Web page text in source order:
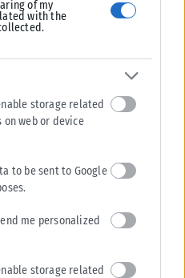
of my
with the
storage related
web or device
to be sent to Google
me personalized
storage related
κοντέρ! Αυτή η εβδομάδα
πιο πρωτότυπο τρόπο.
ερωτική περιπέτεια που θα
με τα παιδιά, αν είστε
και νέες κοινές
πιο κοντά.